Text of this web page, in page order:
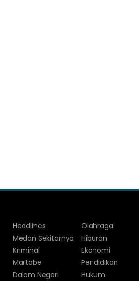
Headlines
Medan Sekitarnya
Kriminal
Martabe
Dalam Negeri
Olahraga
Hiburan
Ekonomi
Pendidikan
Hukum